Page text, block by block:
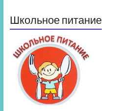
Школьное питание